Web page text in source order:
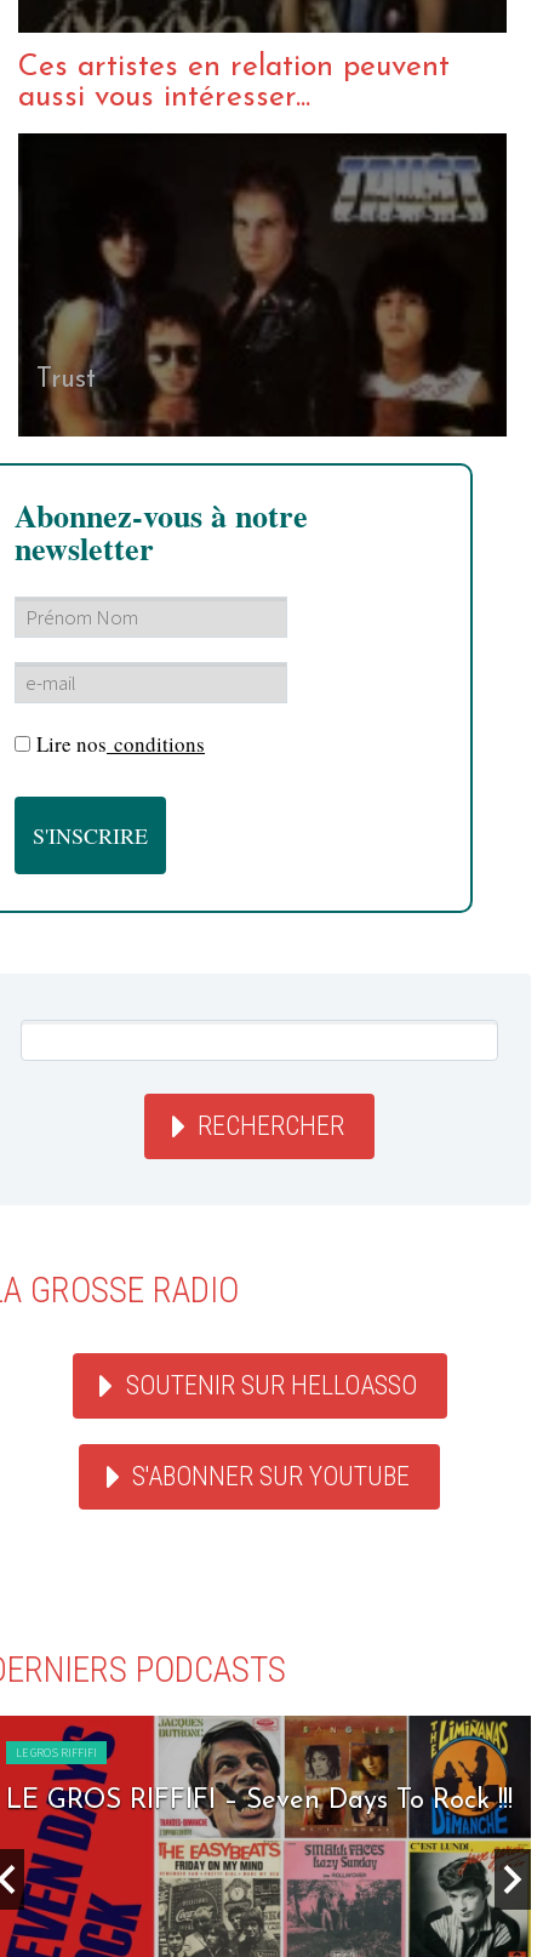
Ces artistes en relation peuvent
aussi vous intéresser...
Trust
Abonnez-vous à notre
newsletter
Lire nos conditions
RECHERCHER
GROSSE RADIO
SOUTENIR SUR HELLOASSO
S'ABONNER SUR YOUTUBE
PODCASTS
LE GROS RIFFIFI
LE GROS RIFFIFI – Seven Days To Rock !!!